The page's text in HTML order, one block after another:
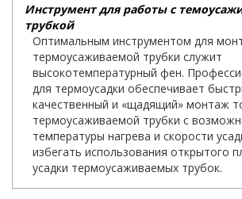
Инструмент для работы с
трубкой
Оптимальным инструментом для
термоусаживаемой трубки служит
высокотемпературный фен.
для термоусадки обеспечивает
качественный и «щадящий» монтаж
термоусаживаемой трубки с
температуры нагрева и скорости
избегать использования открытого
усадки термоусаживаемых трубок.